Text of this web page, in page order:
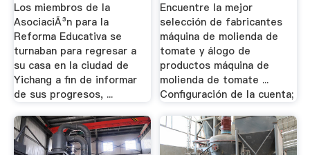
Los miembros de la
AsociaciÃ³n para la
Reforma Educativa se
turnaban para regresar a
su casa en la ciudad de
Yichang a fin de informar
de sus progresos, ...
Encuentre la mejor
selección de fabricantes
máquina de molienda de
tomate y álogo de
productos máquina de
molienda de tomate ...
Configuración de la cuenta;